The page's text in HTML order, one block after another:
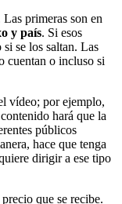
primeras son en
y país. Si esos
se los saltan. Las
cuentan o incluso si
vídeo; por ejemplo,
hará que la
públicos
hace que tenga
dirigir a ese tipo
que se recibe.